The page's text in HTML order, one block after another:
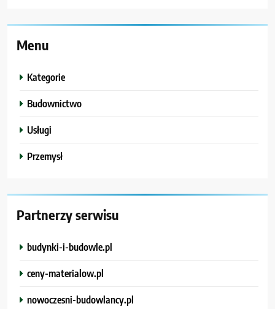
Menu
Kategorie
Budownictwo
Usługi
Przemysł
Partnerzy serwisu
budynki-i-budowle.pl
ceny-materialow.pl
nowoczesni-budowlancy.pl